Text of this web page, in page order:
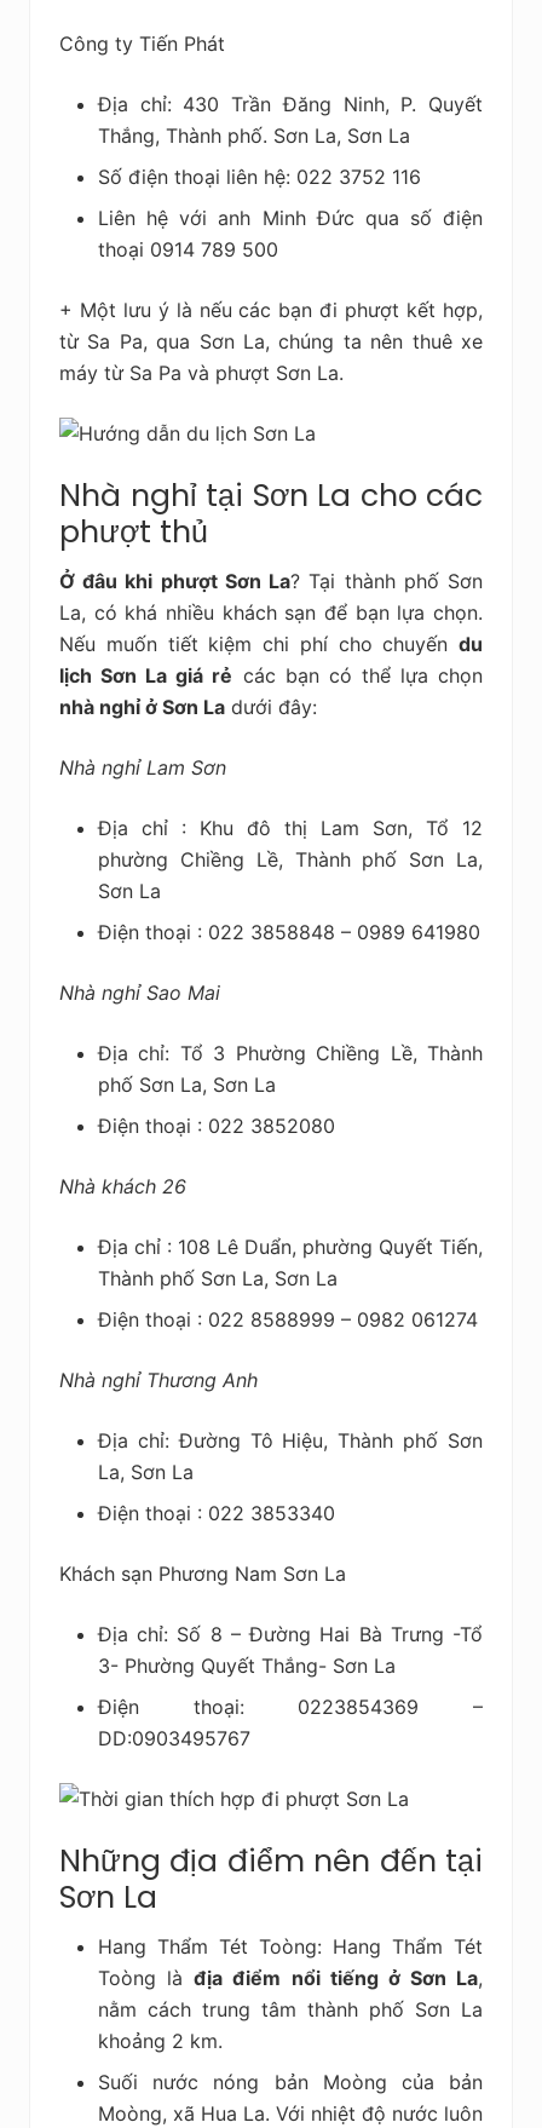
Công ty Tiến Phát
Địa chỉ: 430 Trần Đăng Ninh, P. Quyết
Thắng, Thành phố. Sơn La, Sơn La
Số điện thoại liên hệ: 022 3752 116
Liên hệ với anh Minh Đức qua số điện
thoại 0914 789 500
+ Một lưu ý là nếu các bạn đi phượt kết hợp,
từ Sa Pa, qua Sơn La, chúng ta nên thuê xe
máy từ Sa Pa và phượt Sơn La.
Nhà nghỉ tại Sơn La cho các
phượt thủ
Ở đâu khi phượt Sơn La? Tại thành phố Sơn
La, có khá nhiều khách sạn để bạn lựa chọn.
Nếu muốn tiết kiệm chi phí cho chuyến du
lịch Sơn La giá rẻ các bạn có thể lựa chọn
nhà nghỉ ở Sơn La dưới đây:
Nhà nghỉ Lam Sơn
Địa chỉ : Khu đô thị Lam Sơn, Tổ 12
phường Chiềng Lề, Thành phố Sơn La,
Sơn La
Điện thoại : 022 3858848 – 0989 641980
Nhà nghỉ Sao Mai
Địa chỉ: Tổ 3 Phường Chiềng Lề, Thành
phố Sơn La, Sơn La
Điện thoại : 022 3852080
Nhà khách 26
Địa chỉ : 108 Lê Duẩn, phường Quyết Tiến,
Thành phố Sơn La, Sơn La
Điện thoại : 022 8588999 – 0982 061274
Nhà nghỉ Thương Anh
Địa chỉ: Đường Tô Hiệu, Thành phố Sơn
La, Sơn La
Điện thoại : 022 3853340
Khách sạn Phương Nam Sơn La
Địa chỉ: Số 8 – Đường Hai Bà Trưng -Tổ
3- Phường Quyết Thắng- Sơn La
Điện thoại: 0223854369 –
DD:0903495767
Những địa điểm nên đến tại
Sơn La
Hang Thẩm Tét Toòng: Hang Thẩm Tét
Toòng làđịa điểm nổi tiếng ở Sơn La,
nằm cách trung tâm thành phố Sơn La
khoảng 2 km.
Suối nước nóng bản Moòng của bản
Moòng, xã Hua La. Với nhiệt độ nước luôn